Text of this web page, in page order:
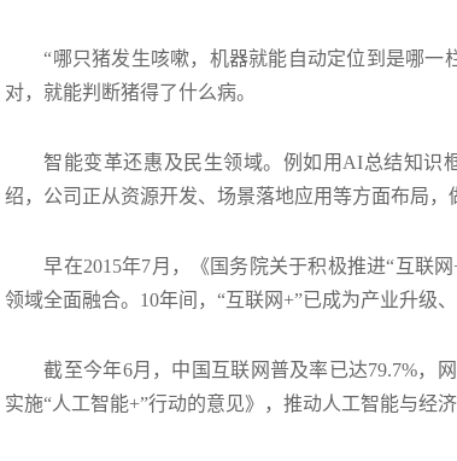
“哪只猪发生咳嗽，机器就能自动定位到是哪
对，就能判断猪得了什么病。
智能变革还惠及民生领域。例如用AI总结知识
绍，公司正从资源开发、场景落地应用等方面布局
早在2015年7月，《国务院关于积极推进“互联
领域全面融合。10年间，“互联网+”已成为产业升级
截至今年6月，中国互联网普及率已达79.7%，
实施“人工智能+”行动的意见》，推动人工智能与经